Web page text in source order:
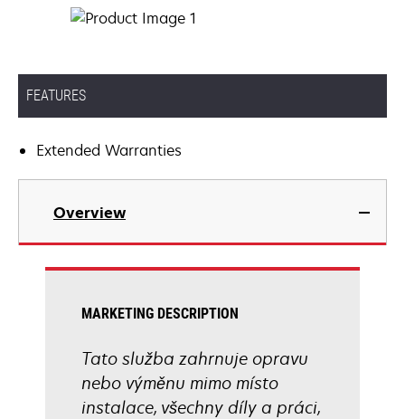
FEATURES
Extended Warranties
Overview
MARKETING DESCRIPTION
Tato služba zahrnuje opravu
nebo výměnu mimo místo
instalace, všechny díly a práci,